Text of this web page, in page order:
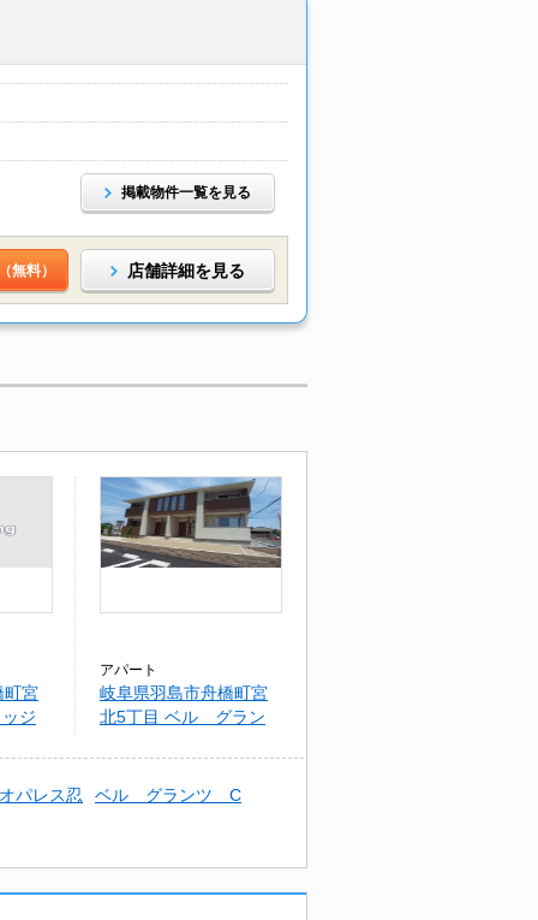
掲載物件一覧を見る
無料） 店舗詳細を見る
町宮
ジ
アパート
岐阜県羽島市舟橋町宮
北5丁目 ベル グラン
パレス忍
ベル グランツ C